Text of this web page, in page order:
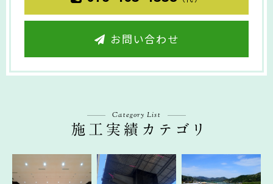
お問い合わせ
Category List